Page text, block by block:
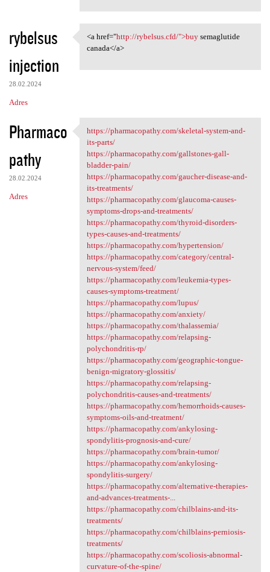
rybelsus
injection
28.02.2024
Adres
<a href="http://rybelsus.cfd/
<a href="http://rybelsus.cfd/">buysemaglutide
canada</a>
Pharmaco
pathy
28.02.2024
Adres
https://pharmacopathy.com
https://pharmacopathy.com/skeletal-system-and-
its-parts/
https://pharmacopathy.com/gallstones-gall-
bladder-pain/
https://pharmacopathy.com/gaucher-disease-and-
its-treatments/
https://pharmacopathy.com/glaucoma-causes-
symptoms-drops-and-treatments/
https://pharmacopathy.com/thyroid-disorders-
types-causes-and-treatments/
https://pharmacopathy.com/hypertension/
https://pharmacopathy.com/category/central-
nervous-system/feed/
https://pharmacopathy.com/leukemia-types-
causes-symptoms-treatment/
https://pharmacopathy.com/lupus/
https://pharmacopathy.com/anxiety/
https://pharmacopathy.com/thalassemia/
https://pharmacopathy.com/relapsing-
polychondritis-rp/
https://pharmacopathy.com/geographic-tongue-
benign-migratory-glossitis/
https://pharmacopathy.com/relapsing-
polychondritis-causes-and-treatments/
https://pharmacopathy.com/hemorrhoids-causes-
symptoms-oils-and-treatment/
https://pharmacopathy.com/ankylosing-
spondylitis-prognosis-and-cure/
https://pharmacopathy.com/brain-tumor/
https://pharmacopathy.com/ankylosing-
spondylitis-surgery/
https://pharmacopathy.com/alternative-therapies-
and-advances-treatments-...
https://pharmacopathy.com/chilblains-and-its-
treatments/
https://pharmacopathy.com/chilblains-perniosis-
treatments/
https://pharmacopathy.com/scoliosis-abnormal-
curvature-of-the-spine/